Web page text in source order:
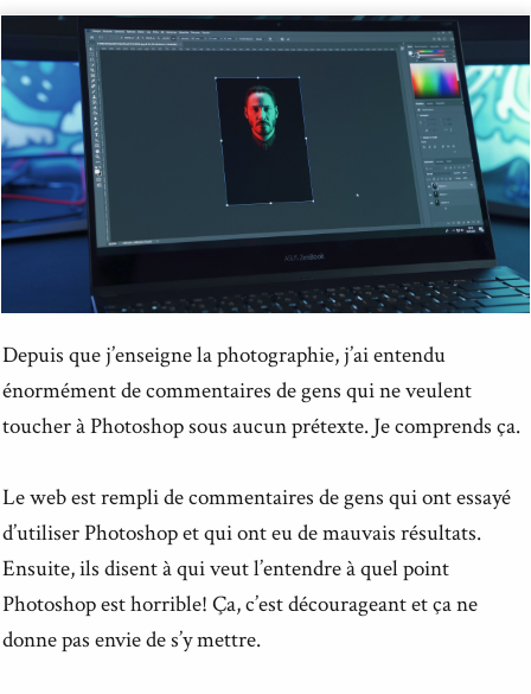
Depuis que j’enseigne la photographie, j’ai entendu
énormément de commentaires de gens qui ne veulent
toucher à Photoshop sous aucun prétexte. Je comprends ça.
Le web est rempli de commentaires de gens qui ont essayé
d’utiliser Photoshop et qui ont eu de mauvais résultats.
Ensuite, ils disent à qui veut l’entendre à quel point
Photoshop est horrible! Ça, c’est décourageant et ça ne
donne pas envie de s’y mettre.